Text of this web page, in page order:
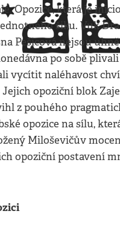
Opozice, která je
šiku. Vuk
Pešicová nejsou
po sobě
vycítit naléhavost
opoziční blok
z pouhého
opozice na sílu,
Miloševičův
opoziční postavení